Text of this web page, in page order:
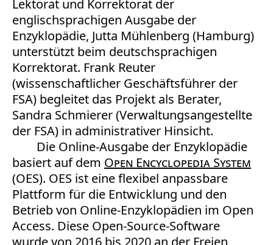
Lektorat und Korrektorat der
englischsprachigen Ausgabe der
Enzyklopädie, Jutta Mühlenberg (Hamburg)
unterstützt beim deutschsprachigen
Korrektorat. Frank Reuter
(wissenschaftlicher Geschäftsführer der
FSA) begleitet das Projekt als Berater,
Sandra Schmierer (Verwaltungsangestellte
der FSA) in administrativer Hinsicht.
Die Online-Ausgabe der Enzyklopädie
basiert auf dem Open Encyclopedia System
(OES). OES ist eine flexibel anpassbare
Plattform für die Entwicklung und den
Betrieb von Online-Enzyklopädien im Open
Access. Diese Open-Source-Software
wurde von 2016 bis 2020 an der Freien